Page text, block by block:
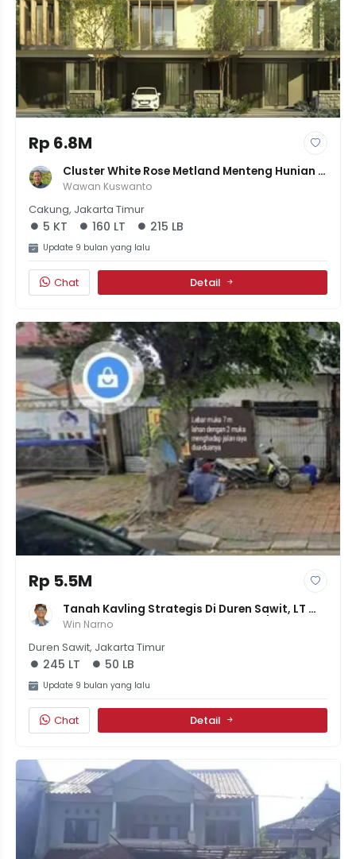
Rp 6.8M
Cluster White Rose Metland Menteng Hunian
Elegan Di Jakarta
Wawan Kuswanto
Cakung, Jakarta Timur
5 KT 160 LT 215 LB
Update 9 bulan yang lalu
Chat Detail
Rp 5.5M
Tanah Kavling Strategis Di Duren Sawit, LT
245 M² - SHM - Cocok Untuk Rumah/Komersial
Win Narno
Duren Sawit, Jakarta Timur
245 LT 50 LB
Update 9 bulan yang lalu
Chat Detail